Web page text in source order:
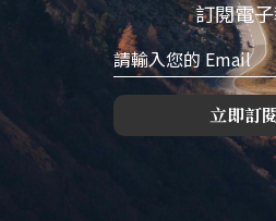
訂閱電
立即訂